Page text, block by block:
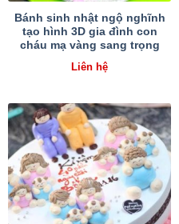
Bánh sinh nhật ngộ nghĩnh
tạo hình 3D gia đình con
cháu mạ vàng sang trọng
Liên hệ